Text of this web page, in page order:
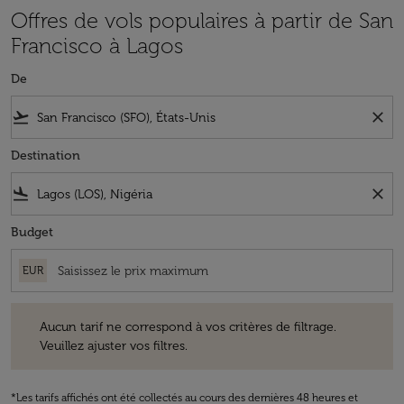
Offres de vols populaires à partir de San
Francisco à Lagos
De
flight_takeoff close
Destination
flight_land close
Budget
EUR
Aucun tarif ne correspond à vos critères de filtrage.
Veuillez ajuster vos filtres.
*Les tarifs affichés ont été collectés au cours des dernières 48 heures et